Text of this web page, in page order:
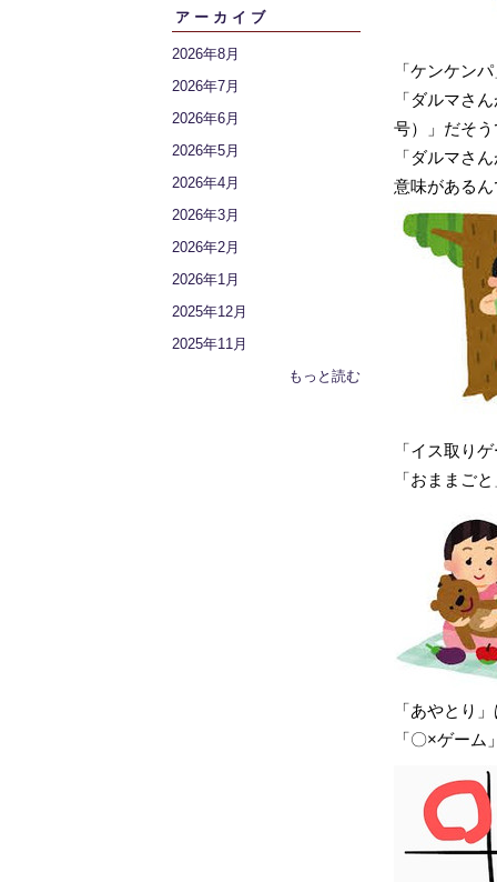
アーカイブ
2026年8月
2026年7月
2026年6月
2026年5月
2026年4月
2026年3月
2026年2月
2026年1月
2025年12月
2025年11月
もっと読む
「ケンケン
「ダルマさ
号）」だそ
「ダルマさ
意味がある
「イス取り
「おままご
「あやとり
「〇×ゲー